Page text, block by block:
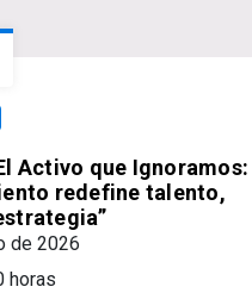
Activo que
redefine talento,
de 2026
horas